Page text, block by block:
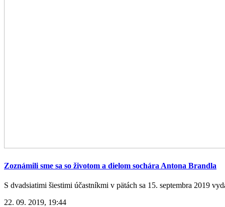
Zoznámili sme sa so životom a dielom sochára Antona Brandla
S dvadsiatimi šiestimi účastníkmi v pätách sa 15. septembra 2019
22. 09. 2019, 19:44